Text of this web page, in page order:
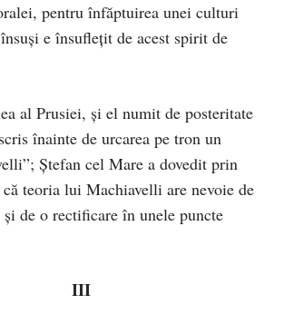
pentru înfăptuirea unei culturi
e însuflețit de acest spirit de
al Prusiei, şi el numit de posteritate
înainte de urcarea pe tron un
Ştefan cel Mare a dovedit prin
că teoria lui Machiavelli are nevoie de
de o rectificare în unele puncte
III